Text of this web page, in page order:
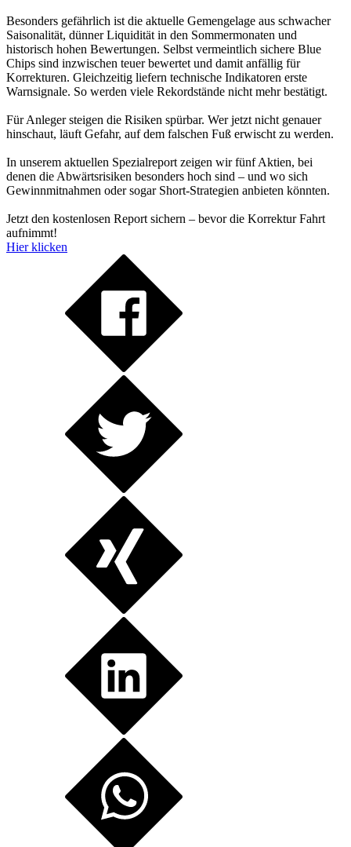
Besonders gefährlich ist die aktuelle Gemengelage aus schwacher
Saisonalität, dünner Liquidität in den Sommermonaten und
historisch hohen Bewertungen. Selbst vermeintlich sichere Blue
Chips sind inzwischen teuer bewertet und damit anfällig für
Korrekturen. Gleichzeitig liefern technische Indikatoren erste
Warnsignale. So werden viele Rekordstände nicht mehr bestätigt.
Für Anleger steigen die Risiken spürbar. Wer jetzt nicht genauer
hinschaut, läuft Gefahr, auf dem falschen Fuß erwischt zu werden.
In unserem aktuellen Spezialreport zeigen wir fünf Aktien, bei
denen die Abwärtsrisiken besonders hoch sind – und wo sich
Gewinnmitnahmen oder sogar Short-Strategien anbieten könnten.
Jetzt den kostenlosen Report sichern – bevor die Korrektur Fahrt
aufnimmt!
Hier klicken